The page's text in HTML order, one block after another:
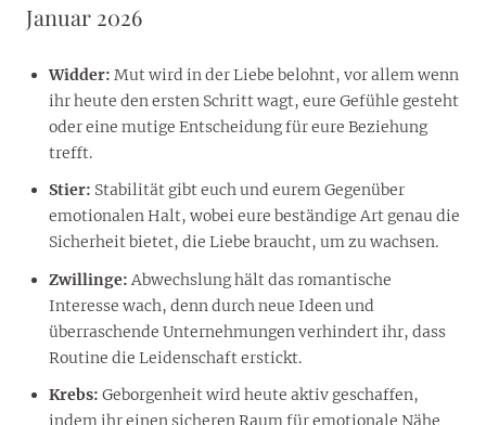
Januar 2026
Widder: Mut wird in der Liebe belohnt, vor allem wenn
ihr heute den ersten Schritt wagt, eure Gefühle gesteht
oder eine mutige Entscheidung für eure Beziehung
trefft.
Stier: Stabilität gibt euch und eurem Gegenüber
emotionalen Halt, wobei eure beständige Art genau die
Sicherheit bietet, die Liebe braucht, um zu wachsen.
Zwillinge: Abwechslung hält das romantische
Interesse wach, denn durch neue Ideen und
überraschende Unternehmungen verhindert ihr, dass
Routine die Leidenschaft erstickt.
Krebs: Geborgenheit wird heute aktiv geschaffen,
indem ihr einen sicheren Raum für emotionale Nähe